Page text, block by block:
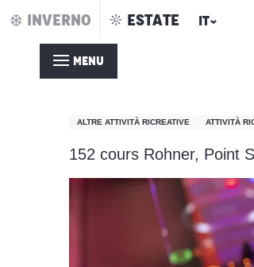
Aller
contenu
principal
INVERNO ESTATE IT
MENU
Casa – Estate Le ML Club
ALTRE ATTIVITÀ RICREATIVE ATTIVITÀ
152 cours Rohner, Point